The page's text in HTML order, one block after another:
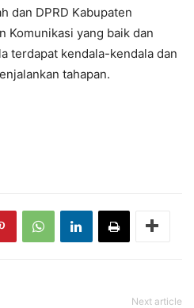
dan DPRD Kabupaten
Komunikasi yang baik dan
terdapat kendala-kendala dan
tahapan.
Next article